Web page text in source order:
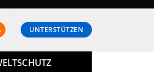
UNTERSTÜTZEN